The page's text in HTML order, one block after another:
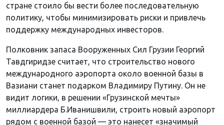
стране стоило бы вести более последовательную
политику, чтобы минимизировать риски и привлечь
поддержку международных инвесторов.
Полковник запаса Вооруженных Сил Грузии Георгий
Тавдгиридзе считает, что строительство нового
международного аэропорта около военной базы в
Вазиани станет подарком Владимиру Путину. Он не
видит логики, в решении «Грузинской мечты»
миллиардера Б.Иванишвили, строить новый аэропорт
рядом с военной базой — это нанесет «значимый